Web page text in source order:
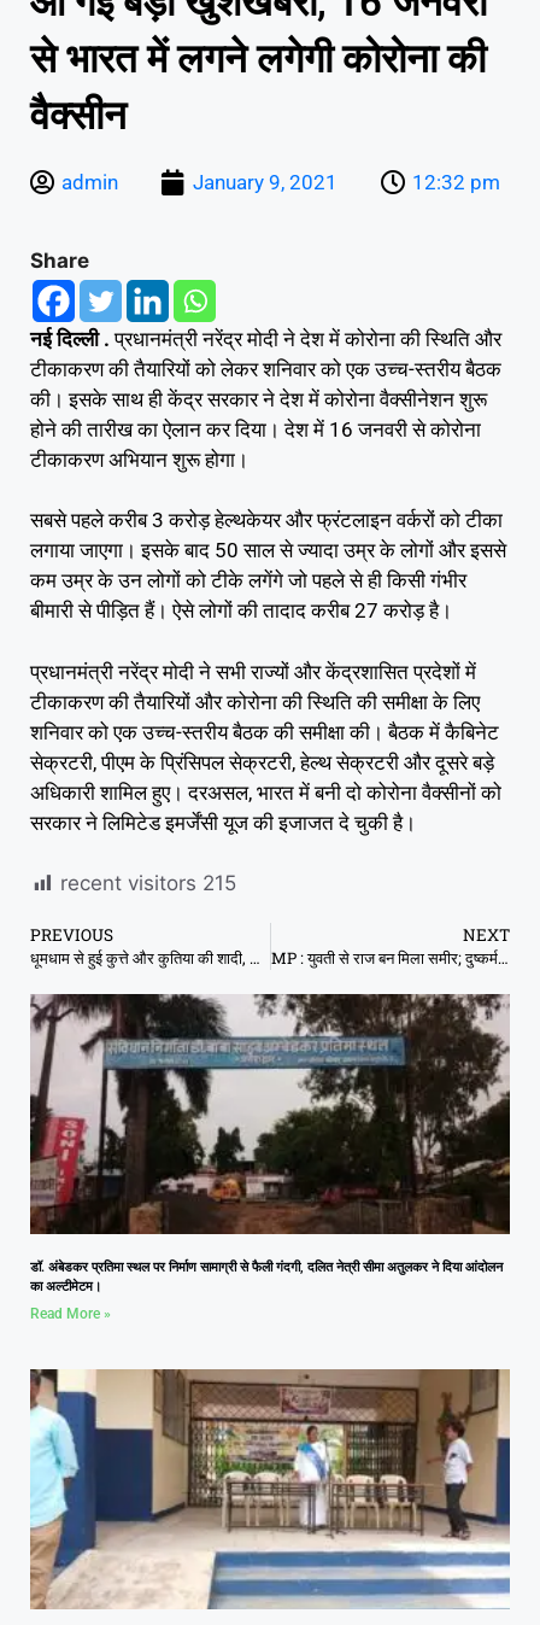
से भारत में लगने लगेगी कोरोना की
वैक्सीन
admin January 9, 2021 12:32 pm
Share
नई दिल्ली . प्रधानमंत्री नरेंद्र मोदी ने देश में कोरोना की स्थिति और
टीकाकरण की तैयारियों को लेकर शनिवार को एक उच्च-स्तरीय बैठक
की। इसके साथ ही केंद्र सरकार ने देश में कोरोना वैक्सीनेशन शुरू
होने की तारीख का ऐलान कर दिया। देश में 16 जनवरी से कोरोना
टीकाकरण अभियान शुरू होगा।
सबसे पहले करीब 3 करोड़ हेल्थकेयर और फ्रंटलाइन वर्करों को टीका
लगाया जाएगा। इसके बाद 50 साल से ज्यादा उम्र के लोगों और इससे
कम उम्र के उन लोगों को टीके लगेंगे जो पहले से ही किसी गंभीर
बीमारी से पीड़ित हैं। ऐसे लोगों की तादाद करीब 27 करोड़ है।
प्रधानमंत्री नरेंद्र मोदी ने सभी राज्यों और केंद्रशासित प्रदेशों में
टीकाकरण की तैयारियों और कोरोना की स्थिति की समीक्षा के लिए
शनिवार को एक उच्च-स्तरीय बैठक की समीक्षा की। बैठक में कैबिनेट
सेक्रटरी, पीएम के प्रिंसिपल सेक्रटरी, हेल्थ सेक्रटरी और दूसरे बड़े
अधिकारी शामिल हुए। दरअसल, भारत में बनी दो कोरोना वैक्सीनों को
सरकार ने लिमिटेड इमर्जेंसी यूज की इजाजत दे चुकी है।
recent visitors 215
PREVIOUS
धूमधाम से हुई कुत्ते और कुतिया की शादी, जमकर नाचे लोग
NEXT
MP : युवती से राज बन मिला समीर; दुष्कर्म किया, गाड़ी के लिए रुपए भी लिए
डॉ. अंबेडकर प्रतिमा स्थल पर निर्माण सामाग्री से फैली गंदगी, दलित नेत्री सीमा अतुलकर ने दिया आंदोलन
का अल्टीमेटम।
Read More »